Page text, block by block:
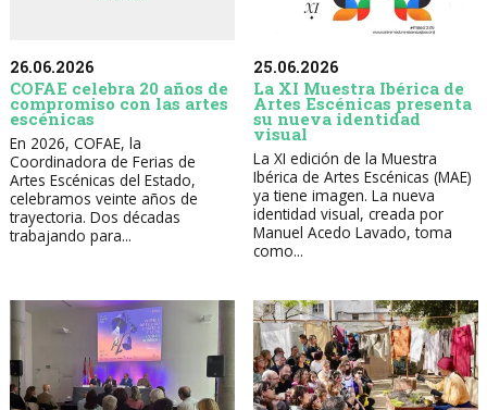
26.06.2026
COFAE celebra 20 años de
compromiso con las artes
escénicas
En 2026, COFAE, la
Coordinadora de Ferias de
Artes Escénicas del Estado,
celebramos veinte años de
trayectoria. Dos décadas
trabajando para...
25.06.2026
La XI Muestra Ibérica de
Artes Escénicas presenta
su nueva identidad
visual
La XI edición de la Muestra
Ibérica de Artes Escénicas (MAE)
ya tiene imagen. La nueva
identidad visual, creada por
Manuel Acedo Lavado, toma
como...